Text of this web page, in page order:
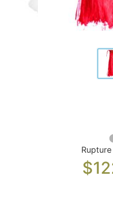
Sacs, Bijoux et Accessoires
$